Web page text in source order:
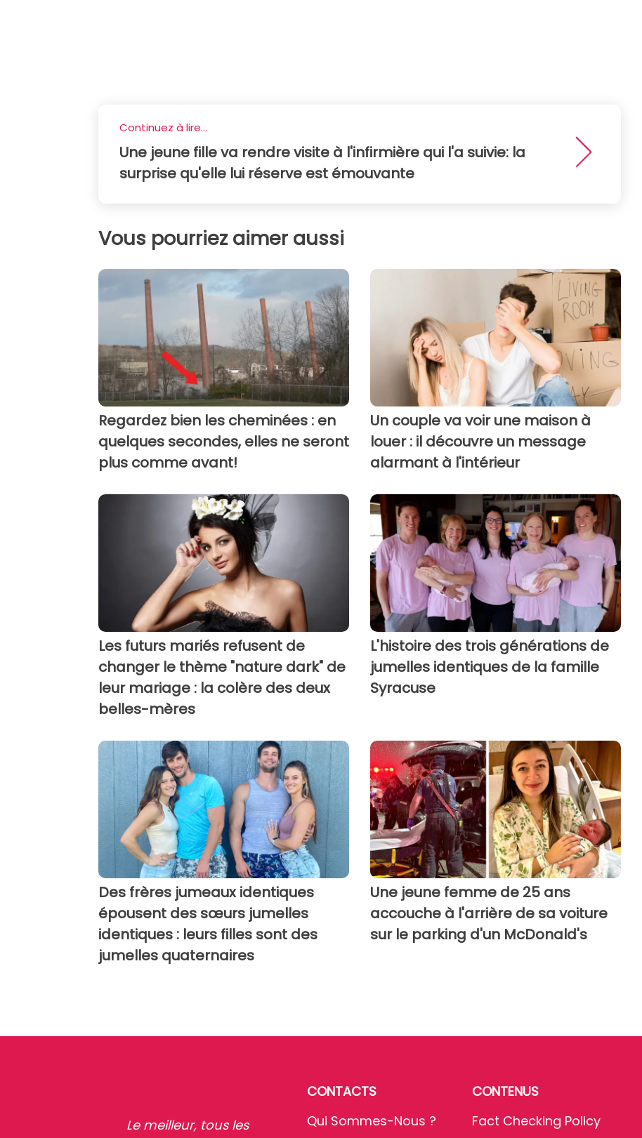
Continuez à lire...
Une jeune fille va rendre visite à l'infirmière qui l'a suivie: la
surprise qu'elle lui réserve est émouvante
Vous pourriez aimer aussi
Regardez bien les cheminées : en
quelques secondes, elles ne seront
plus comme avant!
Un couple va voir une maison à
louer : il découvre un message
alarmant à l'intérieur
Les futurs mariés refusent de
changer le thème "nature dark" de
leur mariage : la colère des deux
belles-mères
L'histoire des trois générations de
jumelles identiques de la famille
Syracuse
Des frères jumeaux identiques
épousent des sœurs jumelles
identiques : leurs filles sont des
jumelles quaternaires
Une jeune femme de 25 ans
accouche à l'arrière de sa voiture
sur le parking d'un McDonald's
Le meilleur, tous les
CONTACTS
Qui Sommes-Nous ?
CONTENUS
Fact Checking Policy